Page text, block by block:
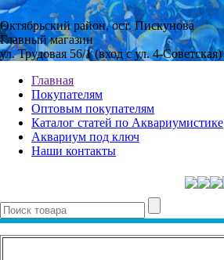
Октябрьский район, ост. Пискунова
Главный магазин
ул. Трудовая 56/1 (вход с ул. 4-Советская)
Главная
Покупателям
Оптовым покупателям
Каталог статей по Аквариумистике
Аквариум под ключ
Наши контакты